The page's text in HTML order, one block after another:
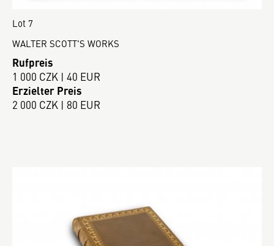
Lot 7
WALTER SCOTT'S WORKS
Rufpreis
1 000 CZK | 40 EUR
Erzielter Preis
2 000 CZK | 80 EUR